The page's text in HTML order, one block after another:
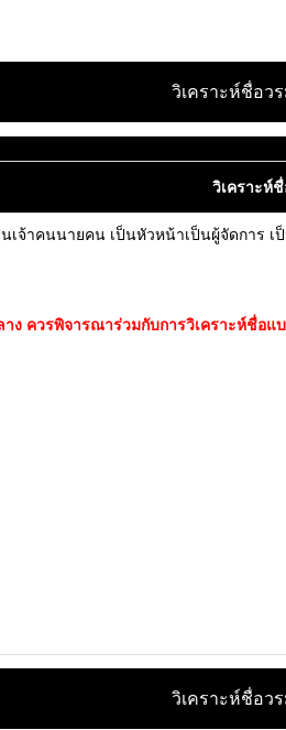
วิเคราะห์ชื่อว
วิเคราะห์
จ้าคนนายคน เป็นหัวหน้าเป็นผู้จัดการ
ควรพิจารณาร่วมกับการวิเคราะห์ชื่อ
วิเคราะห์ชื่อว